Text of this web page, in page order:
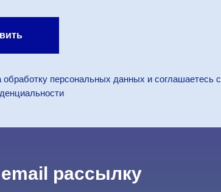
персональных данных и соглашаетесь c
рассылку